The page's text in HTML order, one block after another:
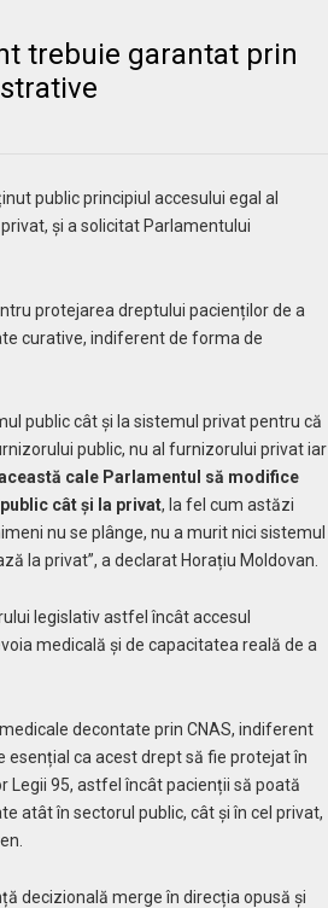
trebuie garantat prin
public principiul accesului egal al
și a solicitat Parlamentului
protejarea dreptului pacienților de a
curative, indiferent de forma de
public cât și la sistemul privat pentru că
public, nu al furnizorului privat iar
cale Parlamentul să modifice
cât și la privat, la fel cum astăzi
nu se plânge, nu a murit nici sistemul
la privat”, a declarat Horațiu Moldovan.
legislativ astfel încât accesul
medicală și de capacitatea reală de a
decontate prin CNAS, indiferent
esențial ca acest drept să fie protejat în
95, astfel încât pacienții să poată
atât în sectorul public, cât și în cel privat,
decizională merge în direcția opusă și